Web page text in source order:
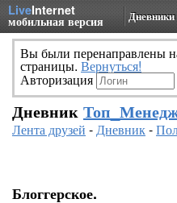
LiveInternet
мобильная версия Дневники
Вы были перенаправлены
страницы. Вернуться!
Авторизация
Дневник
Лента друзей -Дневник-
Блоггерское.